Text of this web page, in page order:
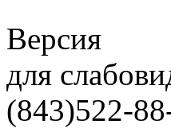
Версия
для
(843)522-